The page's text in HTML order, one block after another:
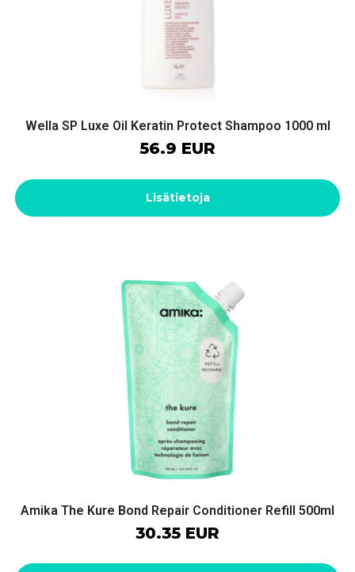
Wella SP Luxe Oil Keratin Protect Shampoo 1000 ml
56.9 EUR
Lisätietoja
Amika The Kure Bond Repair Conditioner Refill 500ml
30.35 EUR